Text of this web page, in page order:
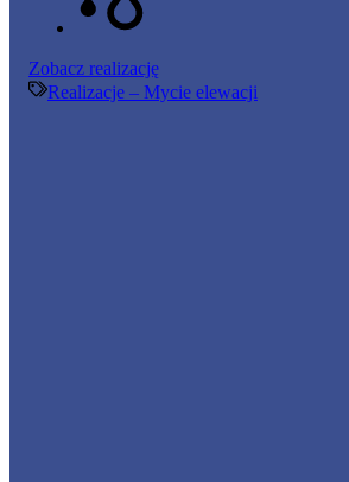
Zobacz realizacjęMycie
elewacji
Realizacje – Mycie elewacji